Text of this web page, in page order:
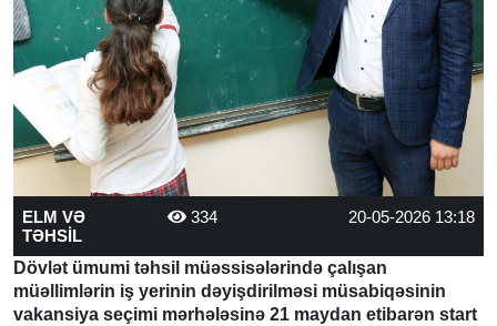
ELM VƏ
TƏHSİL
334 20-05-2026 13:18
Dövlət ümumi təhsil müəssisələrində çalışan
müəllimlərin iş yerinin dəyişdirilməsi müsabiqəsinin
vakansiya seçimi mərhələsinə 21 maydan etibarən start